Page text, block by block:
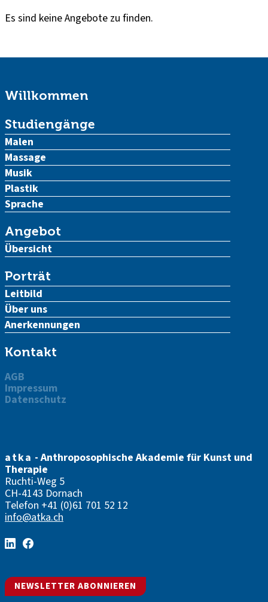
Es sind keine Angebote zu finden.
Willkommen
Studiengänge
Malen
Massage
Musik
Plastik
Sprache
Angebot
Übersicht
Porträt
Leitbild
Über uns
Anerkennungen
Kontakt
AGB
Impressum
Datenschutz
atka - Anthroposophische Akademie für Kunst und
Therapie
Ruchti-Weg 5
CH-4143 Dornach
Telefon +41 (0)61 701 52 12
info@atka.ch
NEWSLETTER ABONNIEREN